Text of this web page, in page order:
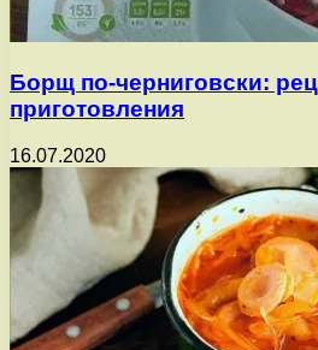
Борщ по-черниговски:
приготовления
16.07.2020